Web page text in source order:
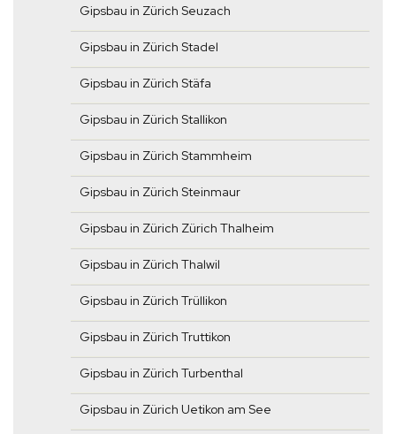
Gipsbau in Zürich Seuzach
Gipsbau in Zürich Stadel
Gipsbau in Zürich Stäfa
Gipsbau in Zürich Stallikon
Gipsbau in Zürich Stammheim
Gipsbau in Zürich Steinmaur
Gipsbau in Zürich Zürich Thalheim
Gipsbau in Zürich Thalwil
Gipsbau in Zürich Trüllikon
Gipsbau in Zürich Truttikon
Gipsbau in Zürich Turbenthal
Gipsbau in Zürich Uetikon am See